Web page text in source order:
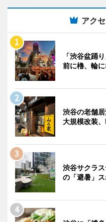
アク
「渋谷盆踊
前に櫓、輪
渋谷の老舗
大規模改装
渋谷サクラ
の「避暑」